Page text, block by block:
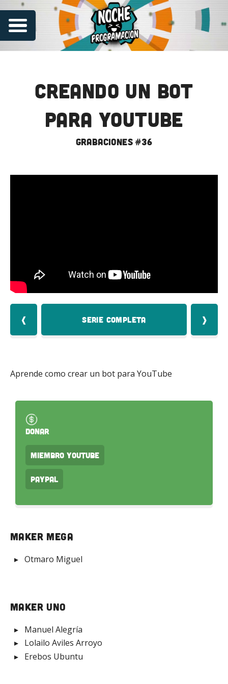
Mas
Creando un bot
para YouTube
grabaciones #36
❰ Serie Completa ❱
Aprende como crear un bot para YouTube
Donar
Miembro Youtube
PayPal
Maker Mega
Otmaro Miguel
Maker Uno
Manuel Alegría
Lolailo Aviles Arroyo
Erebos Ubuntu